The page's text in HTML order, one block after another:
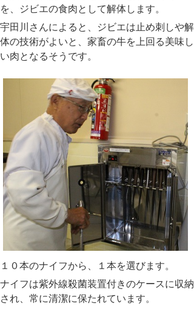
を、ジビエの食肉として解体します。
宇田川さんによると、ジビエは止め刺しや解
体の技術がよいと、家畜の牛を上回る美味し
い肉となるそうです。
１０本のナイフから、１本を選びます。
ナイフは紫外線殺菌装置付きのケースに収納
され、常に清潔に保たれています。